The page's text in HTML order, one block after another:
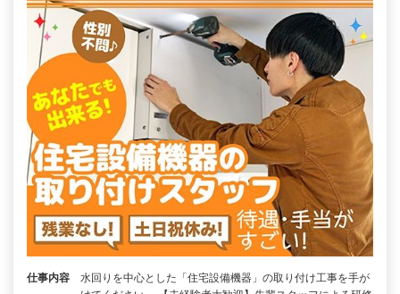
仕事内容
水回りを中心とした「住宅設備機器」の取り付け工事を手が